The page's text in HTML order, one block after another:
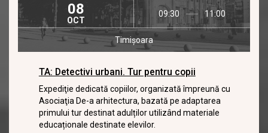
08
OCT
09:30 11:00
Timișoara
TA: Detectivi urbani. Tur pentru copii
Expediţie dedicată copiilor, organizată împreună cu
Asociaţia De-a arhitectura, bazată pe adaptarea
primului tur destinat adulților utilizând materiale
educaționale destinate elevilor.